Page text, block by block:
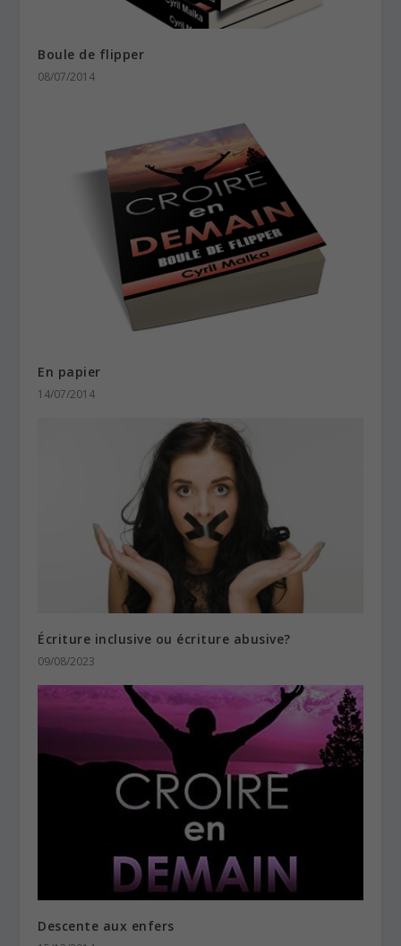
Boule de flipper
08/07/2014
En papier
14/07/2014
Écriture inclusive ou écriture abusive?
09/08/2023
Descente aux enfers